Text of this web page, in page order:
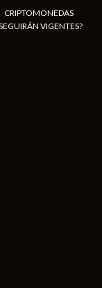
Tu Alcance
que tiene como
publico en
e
forma eficaz,
CRIPTOMONEDAS
VIGENTES?